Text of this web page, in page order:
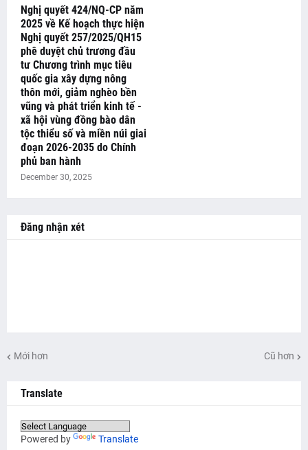
Nghị quyết 424/NQ-CP năm
2025 về Kế hoạch thực hiện
Nghị quyết 257/2025/QH15
phê duyệt chủ trương đầu
tư Chương trình mục tiêu
quốc gia xây dựng nông
thôn mới, giảm nghèo bền
vũng và phát triển kinh tế -
xã hội vùng đồng bào dân
tộc thiểu số và miền núi giai
đoạn 2026-2035 do Chính
phủ ban hành
December 30, 2025
Đăng nhận xét
Mới hơn Cũ hơn
Translate
Powered by Translate